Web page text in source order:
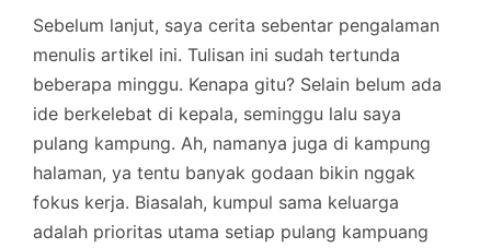
Sebelum lanjut, saya cerita sebentar pengalaman
menulis artikel ini. Tulisan ini sudah tertunda
beberapa minggu. Kenapa gitu? Selain belum ada
ide berkelebat di kepala, seminggu lalu saya
pulang kampung. Ah, namanya juga di kampung
halaman, ya tentu banyak godaan bikin nggak
fokus kerja. Biasalah, kumpul sama keluarga
adalah prioritas utama setiap pulang kampuang